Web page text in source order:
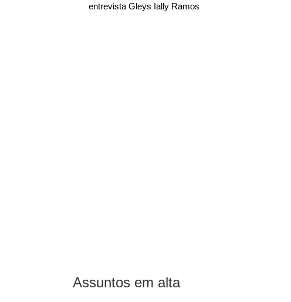
entrevista Gleys Ially Ramos
Assuntos em alta